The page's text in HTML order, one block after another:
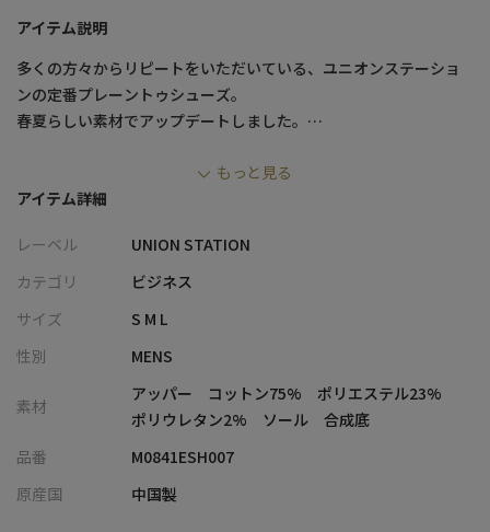
アイテム説明
多くの方々からリピートをいただいている、ユニオンステーショ
ンの定番プレーントゥシューズ。
春夏らしい素材でアップデートしました。
【スッキリ爽やかな足元に】
足もとをスッキリ見せるよう、計算されたデザイン。
余分な装飾やディテールをそぎ落とし洗練されたシンプルさで
す。
【幅広いスタイリング】
カジュアル全般にお使いいただけます。
ジャケットなど、キレイめスタイルに少し抜け感を出したい時に
もおすすめ。
で活躍できます。
もっと見る
アイテム詳細
レーベル
UNION STATION
カテゴリ
ビジネス
サイズ
S M L
性別
MENS
素材
アッパー コットン75% ポリエステル23%
ポリウレタン2% ソール 合成底
品番
M0841ESH007
原産国
中国製